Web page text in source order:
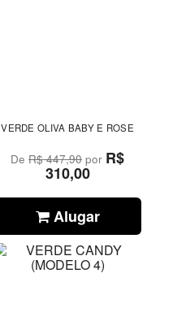
VERDE OLIVA BABY E ROSE
DeR$ 447,90 por R$
310,00
Alugar